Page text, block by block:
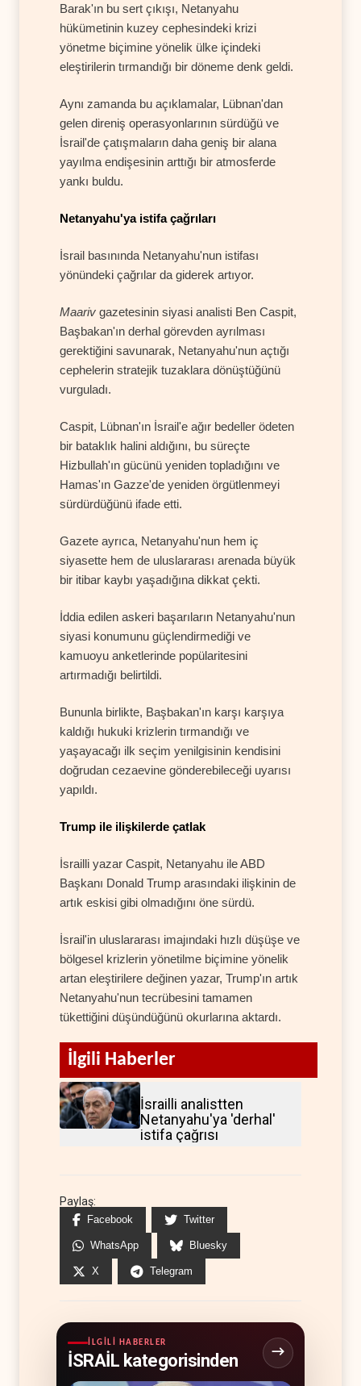
Barak'ın bu sert çıkışı, Netanyahu
hükümetinin kuzey cephesindeki krizi
yönetme biçimine yönelik ülke içindeki
eleştirilerin tırmandığı bir döneme denk geldi.
Aynı zamanda bu açıklamalar, Lübnan'dan
gelen direniş operasyonlarının sürdüğü ve
İsrail'de çatışmaların daha geniş bir alana
yayılma endişesinin arttığı bir atmosferde
yankı buldu.
Netanyahu'ya istifa çağrıları
İsrail basınında Netanyahu'nun istifası
yönündeki çağrılar da giderek artıyor.
Maariv gazetesinin siyasi analisti Ben Caspit,
Başbakan'ın derhal görevden ayrılması
gerektiğini savunarak, Netanyahu'nun açtığı
cephelerin stratejik tuzaklara dönüştüğünü
vurguladı.
Caspit, Lübnan'ın İsrail'e ağır bedeller ödeten
bir bataklık halini aldığını, bu süreçte
Hizbullah'ın gücünü yeniden topladığını ve
Hamas'ın Gazze'de yeniden örgütlenmeyi
sürdürdüğünü ifade etti.
Gazete ayrıca, Netanyahu'nun hem iç
siyasette hem de uluslararası arenada büyük
bir itibar kaybı yaşadığına dikkat çekti.
İddia edilen askeri başarıların Netanyahu'nun
siyasi konumunu güçlendirmediği ve
kamuoyu anketlerinde popülaritesini
artırmadığı belirtildi.
Bununla birlikte, Başbakan'ın karşı karşıya
kaldığı hukuki krizlerin tırmandığı ve
yaşayacağı ilk seçim yenilgisinin kendisini
doğrudan cezaevine gönderebileceği uyarısı
yapıldı.
Trump ile ilişkilerde çatlak
İsrailli yazar Caspit, Netanyahu ile ABD
Başkanı Donald Trump arasındaki ilişkinin de
artık eskisi gibi olmadığını öne sürdü.
İsrail'in uluslararası imajındaki hızlı düşüşe ve
bölgesel krizlerin yönetilme biçimine yönelik
artan eleştirilere değinen yazar, Trump'ın artık
Netanyahu'nun tecrübesini tamamen
tükettiğini düşündüğünü okurlarına aktardı.
İlgili Haberler
İsrailli analistten
Netanyahu'ya 'derhal'
istifa çağrısı
Paylaş:
Facebook Twitter
WhatsApp Bluesky
X Telegram
İLGILI HABERLER
İSRAİL kategorisinden